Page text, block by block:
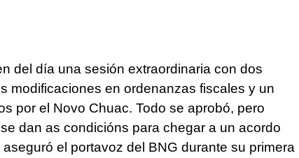
del día una sesión extraordinaria con dos
modificaciones en ordenanzas fiscales y un
por el Novo Chuac. Todo se aprobó, pero
dan as condicións para chegar a un acordo
aseguró el portavoz del BNG durante su primera